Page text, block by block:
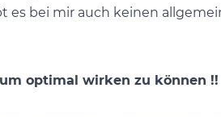
es bei mir auch keinen
optimal wirken zu können !!